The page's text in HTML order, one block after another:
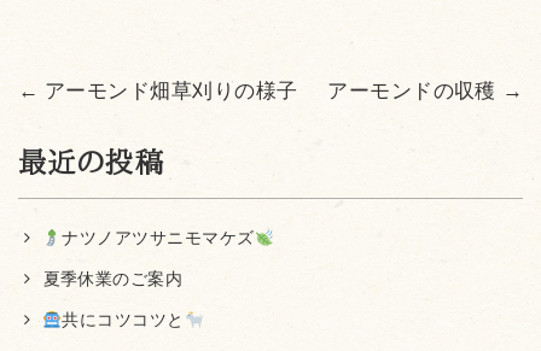
← アーモンド畑草刈りの様子 アーモンドの収穫 →
最近の投稿
ナツノアツサニモマケズ
夏季休業のご案内
共にコツコツと